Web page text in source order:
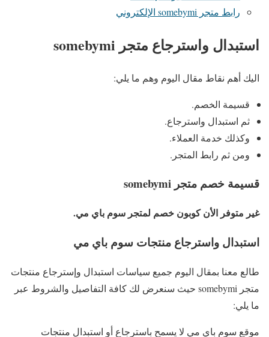
رابط متجر somebymi الإلكتروني
استبدال واسترجاع متجر somebymi
اليك أهم نقاط مقال اليوم وهم ما يلي:
قسيمة الخصم.
ثم استبدال واسترجاع.
وكذلك خدمة العملاء.
ومن ثم رابط المتجر.
قسيمة خصم متجر somebymi
غير متوفر الأن كوبون خصم لمتجر سوم باي مي.
استبدال واسترجاع منتجات سوم باي مي
طالع معنا بمقال اليوم جميع سياسات استبدال وإسترجاع منتجات
متجر somebymi حيث سنعرض لك كافة التفاصيل والشروط عبر
ما يلي:
موقع سوم باي مي لا يسمح باسترجاع أو استبدال منتجات